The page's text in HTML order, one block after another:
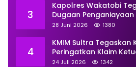
3
Kapolres Wakatobi
Dugaan
Dua Anggota Ditangani
28 Juni 2026 1380
4
KMIM Sultra Tegaskan
Peringatkan Klaim
Proses Hukum
24 Juli 2026 1342